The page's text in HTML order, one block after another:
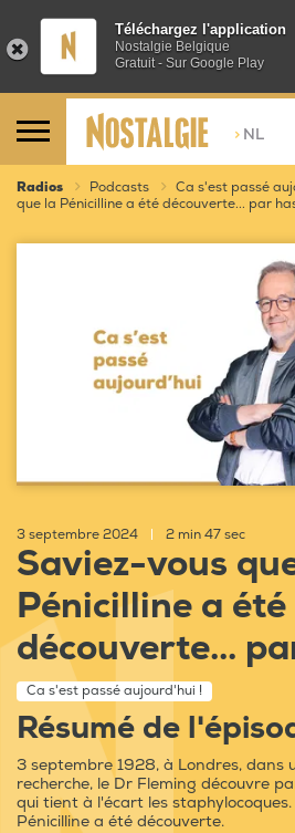
Téléchargez l'application
Nostalgie Belgique
Gratuit - Sur Google Play
> NL
Radios Podcasts Ca s'est passé
que la Pénicilline a été découverte... par
3 septembre 2024 2 min 47 sec
Saviez-vous
Pénicilline a été
découverte...
Ca s'est passé aujourd'hui !
Résumé de
3 septembre 1928, à Londres, dans
recherche, le Dr Fleming découvre
qui tient à l'écart les
Pénicilline a été découverte.